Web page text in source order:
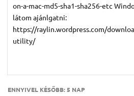
on-a-mac-md5-sha1-sha256-etc
látom ajánlgatni:
https://raylin.wordpress.com/
utility/
ENNYIVEL KÉSŐBB:5 NAP